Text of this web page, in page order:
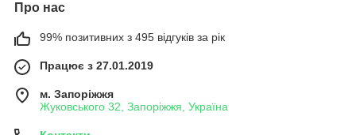
Про нас
99% позитивних з 495 відгуків за рік
Працює з 27.01.2019
м. Запоріжжя
Жуковського 32, Запоріжжя, Україна